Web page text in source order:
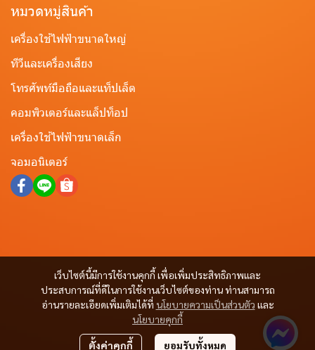
เว็บไซต์นี้มีการใช้งานคุกกี้ เพื่อเพิ่มประสิทธิภาพและ
ประสบการณ์ที่ดีในการใช้งานเว็บไซต์ของท่าน ท่านสามารถ
อ่านรายละเอียดเพิ่มเติมได้ที่ นโยบายความเป็นส่วนตัว และ
นโยบายคุกกี้
ตั้งค่าคุกกี้ ยอมรับทั้งหมด
หมวดหมู่สินค้า
เครื่องใช้ไฟฟ้าขนาดใหญ่
ทีวีและเครื่องเสียง
โทรศัพท์มือถือและแท็ปเล็ต
คอมพิวเตอร์และแล็ปท็อป
เครื่องใช้ไฟฟ้าขนาดเล็ก
จอมอนิเตอร์